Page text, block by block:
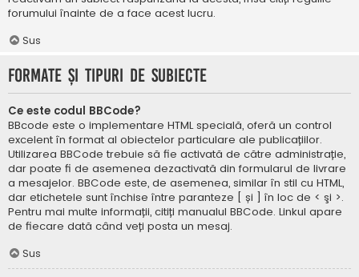
forumului înainte de a face acest lucru.
Sus
Formate și tipuri de subiecte
Ce este codul BBCode?
BBcode este o implementare HTML specială, oferă un control
excelent în format al obiectelor particulare ale publicațiilor.
Utilizarea BBCode trebuie să fie activată de către administrație,
dar poate fi de asemenea dezactivată din formularul de livrare
a mesajelor. BBCode este, de asemenea, similar în stil cu HTML,
dar etichetele sunt închise între paranteze [ și ] în loc de < şi >.
Pentru mai multe informații, citiți manualul BBCode. Linkul apare
de fiecare dată când veți posta un mesaj.
Sus